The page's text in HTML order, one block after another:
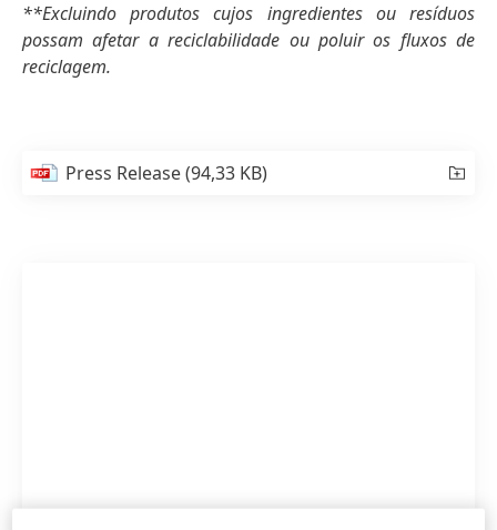
**Excluindo produtos cujos ingredientes ou resíduos
possam afetar a reciclabilidade ou poluir os fluxos de
reciclagem.
Press Release(94,33 KB)